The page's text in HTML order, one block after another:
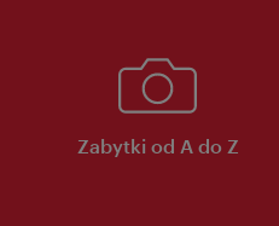
Zabytki od A do Z